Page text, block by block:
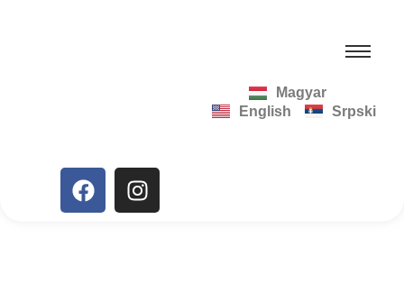
Magyar
English
Srpski